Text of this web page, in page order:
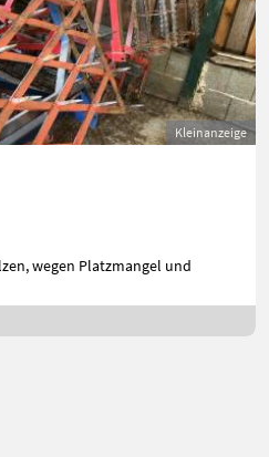
Kleinanzeige
wegen Platzmangel und